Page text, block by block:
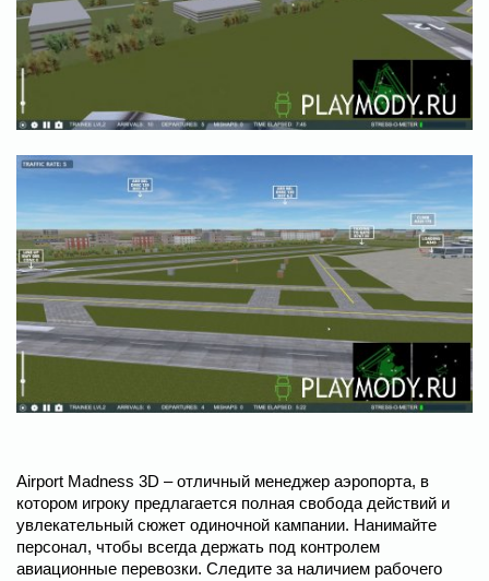
Airport Madness 3D – отличный менеджер аэропорта, в
котором игроку предлагается полная свобода действий и
увлекательный сюжет одиночной кампании. Нанимайте
персонал, чтобы всегда держать под контролем
авиационные перевозки. Следите за наличием рабочего